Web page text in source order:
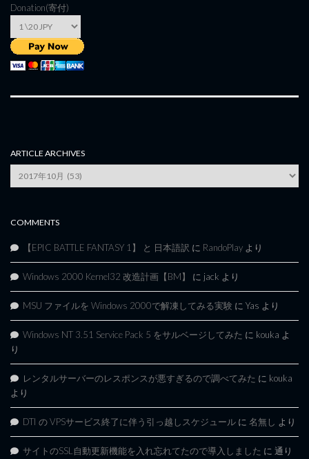
Donation(寄付)
ARTICLE ARCHIVES
Article
Archives
COMMENTS
【EPIC BATTLE FANTASY 1】 と 日本語訳 に RandoPlay より
Windows 2000 Kernel32 改造計画【BM】 に jack より
MSU ファイルを Windows 2000で解凍してみる実験 に Yas より
Windows NT 3.51 Service Pack 5 をサルベージしてみた に kouka よ
り
レンタルサーバーのレスポンスが悪すぎるので調べてみた に kouka
より
DTI の VPSサービス終了に伴う引っ越しスケジュール に 名無し より
サイトのSSL自動更新機能を入れ忘れてたので導入しました に 通り